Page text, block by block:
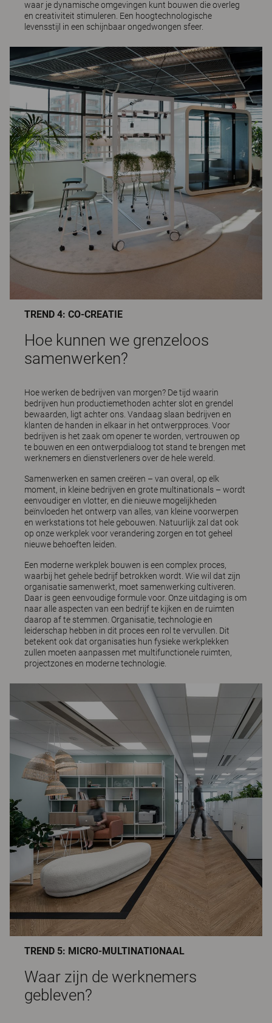
waar je dynamische omgevingen kunt bouwen die overleg
en creativiteit stimuleren. Een hoogtechnologische
levensstijl in een schijnbaar ongedwongen sfeer.
TREND 4: CO-CREATIE
Hoe kunnen we grenzeloos
samenwerken?
Hoe werken de bedrijven van morgen? De tijd waarin
bedrijven hun productiemethoden achter slot en grendel
bewaarden, ligt achter ons. Vandaag slaan bedrijven en
klanten de handen in elkaar in het ontwerpproces. Voor
bedrijven is het zaak om opener te worden, vertrouwen op
te bouwen en een ontwerpdialoog tot stand te brengen met
werknemers en dienstverleners over de hele wereld.
Samenwerken en samen creëren – van overal, op elk
moment, in kleine bedrijven en grote multinationals – wordt
eenvoudiger en vlotter, en die nieuwe mogelijkheden
beïnvloeden het ontwerp van alles, van kleine voorwerpen
en werkstations tot hele gebouwen. Natuurlijk zal dat ook
op onze werkplek voor verandering zorgen en tot geheel
nieuwe behoeften leiden.
Een moderne werkplek bouwen is een complex proces,
waarbij het gehele bedrijf betrokken wordt. Wie wil dat zijn
organisatie samenwerkt, moet samenwerking cultiveren.
Daar is geen eenvoudige formule voor. Onze uitdaging is om
naar alle aspecten van een bedrijf te kijken en de ruimten
daarop af te stemmen. Organisatie, technologie en
leiderschap hebben in dit proces een rol te vervullen. Dit
betekent ook dat organisaties hun fysieke werkplekken
zullen moeten aanpassen met multifunctionele ruimten,
projectzones en moderne technologie.
TREND 5: MICRO-MULTINATIONAAL
Waar zijn de werknemers
gebleven?